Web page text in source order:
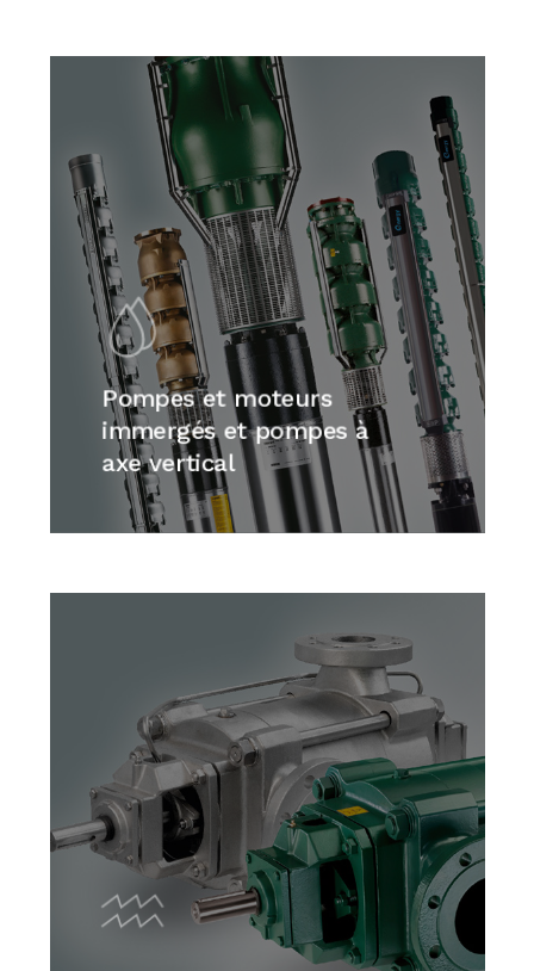
Pompes et moteurs
immergés et pompes à
axe vertical